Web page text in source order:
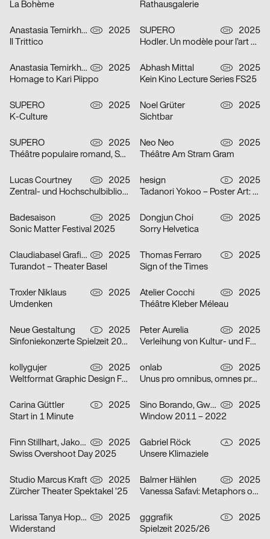
La Bohème
Rathausgalerie
Anastasia Temirkhan CH
2025
Il Trittico
SUPERO CH
2025
Hodler. Un modèle pour l’art suisse
Anastasia Temirkhan CH
2025
Homage to Kari Piippo
Abhash Mittal CH
2025
Kein Kino Lecture Series FS25
SUPERO CH
2025
K-Culture
Noel Grüter CH
2025
Sichtbar
SUPERO CH
2025
Théâtre populaire romand, Saison 2025/26
Neo Neo CH
2025
Théâtre Am Stram Gram
Lucas Courtney CH
2025
Zentral- und Hochschulbibliothek Luzern
hesign D
2025
Tadanori Yokoo – Poster Art: Original Posters from 1965 – 2025
Badesaison CH
2025
Sonic Matter Festival 2025
Dongjun Choi CH
2025
Sorry Helvetica
Claudiabasel Grafik + Interaktion CH
2025
Turandot – Theater Basel
Thomas Ferraro D
2025
Sign of the Times
Troxler Niklaus CH
2025
Umdenken
Atelier Cocchi CH
2025
Théâtre Kleber Méleau
Neue Gestaltung D
2025
Sinfoniekonzerte Spielzeit 2025/26
Peter Aurelia CH
2025
Verleihung von Kultur- und Förderpreis und Goldener Ehrenmedaille 2025 des Kantons Zürich
kollygujer CH
2025
Weltformat Graphic Design Festival 2025
onlab CH
2025
Unus pro omnibus, omnes pro uno
Carina Güttler D
2025
Start in 1 Minute
Sino Borando, Gwendoline Niederer, Serafina Räber CH
2025
Window 2011 – 2022
Finn Stillhart, Jakob Galler, Lorena Gamper CH
2025
Swiss Overshoot Day 2025
Gabriel Röck A
2025
Unsere Klimaziele
Studio Marcus Kraft CH
2025
Zürcher Theater Spektakel ’25
Balmer Hählen CH
2025
Vanessa Safavi: Metaphors of Gravity
Larissa Tanya Hoppeler CH
2025
Widerstand
gggrafik D
2025
Spielzeit 2025/26